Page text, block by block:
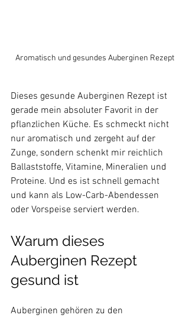
Aromatisch und gesundes Auberginen Rezept
Dieses gesunde Auberginen Rezept ist
gerade mein absoluter Favorit in der
pflanzlichen Küche. Es schmeckt nicht
nur aromatisch und zergeht auf der
Zunge, sondern schenkt mir reichlich
Ballaststoffe, Vitamine, Mineralien und
Proteine. Und es ist schnell gemacht
und kann als Low-Carb-Abendessen
oder Vorspeise serviert werden.
Warum dieses
Auberginen Rezept
gesund ist
Auberginen gehören zu den